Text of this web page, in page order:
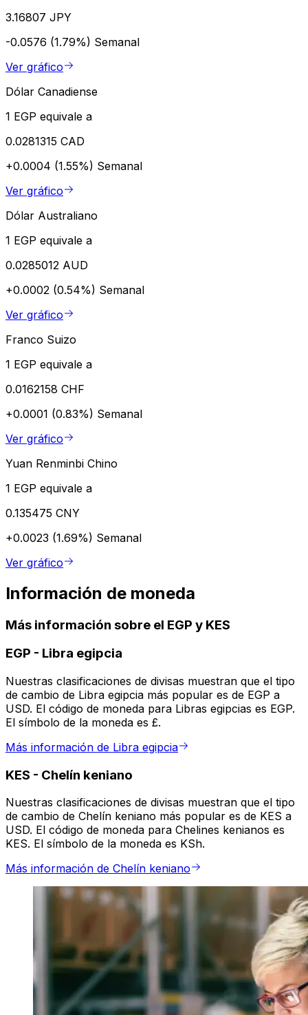
3.16807 JPY
-0.0576 (1.79%) Semanal
Ver gráfico
Dólar Canadiense
1 EGP equivale a
0.0281315 CAD
+0.0004 (1.55%) Semanal
Ver gráfico
Dólar Australiano
1 EGP equivale a
0.0285012 AUD
+0.0002 (0.54%) Semanal
Ver gráfico
Franco Suizo
1 EGP equivale a
0.0162158 CHF
+0.0001 (0.83%) Semanal
Ver gráfico
Yuan Renminbi Chino
1 EGP equivale a
0.135475 CNY
+0.0023 (1.69%) Semanal
Ver gráfico
Información de moneda
Más información sobre el EGP y KES
EGP - Libra egipcia
Nuestras clasificaciones de divisas muestran que el tipo
de cambio de Libra egipcia más popular es de EGP a
USD. El código de moneda para Libras egipcias es EGP.
El símbolo de la moneda es £.
Más información de Libra egipcia
KES - Chelín keniano
Nuestras clasificaciones de divisas muestran que el tipo
de cambio de Chelín keniano más popular es de KES a
USD. El código de moneda para Chelines kenianos es
KES. El símbolo de la moneda es KSh.
Más información de Chelín keniano